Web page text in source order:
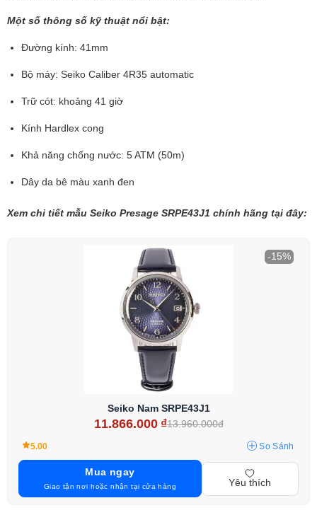
Một số thông số kỹ thuật nổi bật:
Đường kính: 41mm
Bộ máy: Seiko Caliber 4R35 automatic
Trữ cót: khoảng 41 giờ
Kính Hardlex cong
Khả năng chống nước: 5 ATM (50m)
Dây da bê màu xanh đen
Xem chi tiết mẫu Seiko Presage SRPE43J1 chính hãng tại đây:
-15%
Seiko Nam SRPE43J1
11.866.000 ₫13.960.000đ
5.00 So Sánh
Mua ngay
Giao tận nơi hoặc nhận tại cửa hàng Yêu thích